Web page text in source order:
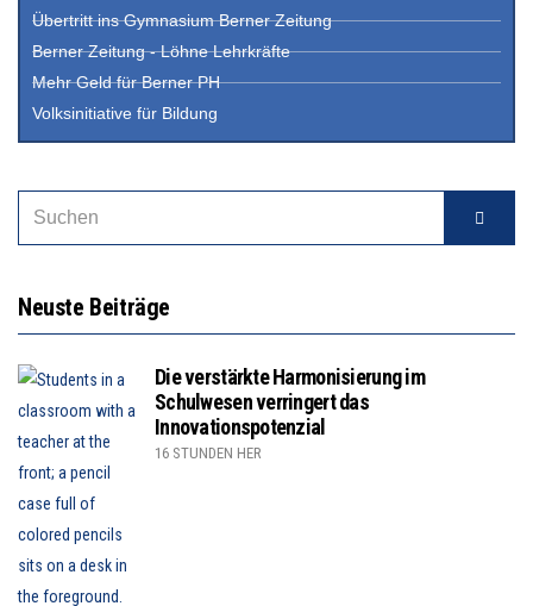
Übertritt ins Gymnasium Berner Zeitung
Berner Zeitung - Löhne Lehrkräfte
Mehr Geld für Berner PH
Volksinitiative für Bildung
Neuste Beiträge
Die verstärkte Harmonisierung im
Schulwesen verringert das
Innovationspotenzial
16 STUNDEN HER